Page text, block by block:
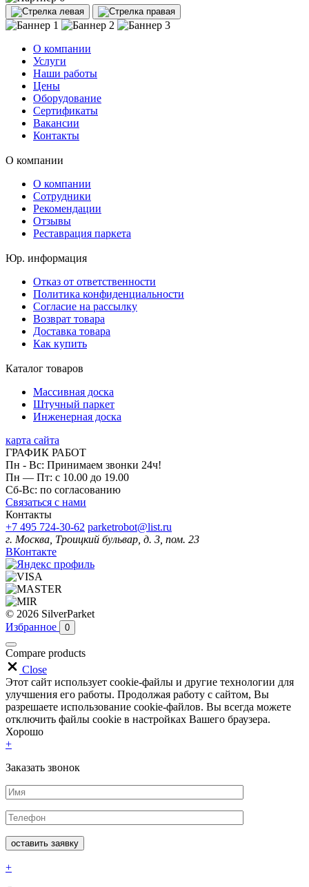
О компании
Услуги
Наши работы
Цены
Оборудование
Сертификаты
Вакансии
Контакты
О компании
О компании
Сотрудники
Рекомендации
Отзывы
Реставрация паркета
Юр. информация
Отказ от ответственности
Политика конфиденциальности
Согласие на рассылку
Возврат товара
Доставка товара
Как купить
Каталог товаров
Массивная доска
Штучный паркет
Инженерная доска
карта сайта
ГРАФИК РАБОТ
Пн - Вс: Принимаем звонки 24ч!
Пн — Пт: с 10.00 до 19.00
Сб-Вс: по согласованию
Связаться с нами
Контакты
+7 495 724-30-62 parketrobot@list.ru
г. Москва, Троицкий бульвар, д. 3, пом. 23
ВКонтакте
© 2026 SilverParket
Избранное
0
Compare products
Close
Этот сайт использует cookie-файлы и другие технологии для
улучшения его работы. Продолжая работу с сайтом, Вы
разрешаете использование cookie-файлов. Вы всегда можете
отключить файлы cookie в настройках Вашего браузера.
Хорошо
+
Заказать звонок
+